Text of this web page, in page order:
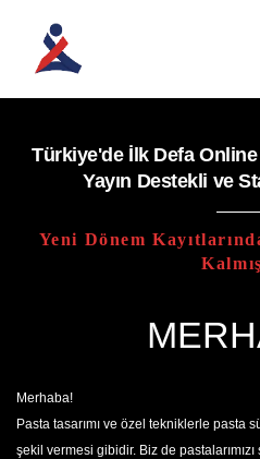
KURUMSAL
ATÖLYELERIMIZ
ÖĞRENCI GIRIŞI
Türkiye'de İlk Defa
Yayın Destekli ve
Yeni Dönem
Merhaba!
Pasta tasarımı ve özel tekniklerle pasta
şekil vermesi gibidir. Biz de